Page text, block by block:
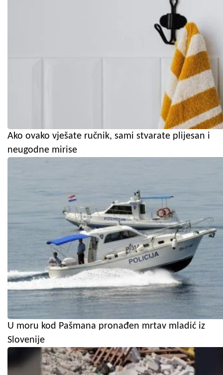
Ako ovako vješate ručnik, sami stvarate plijesan i
neugodne mirise
U moru kod Pašmana pronađen mrtav mladić iz
Slovenije